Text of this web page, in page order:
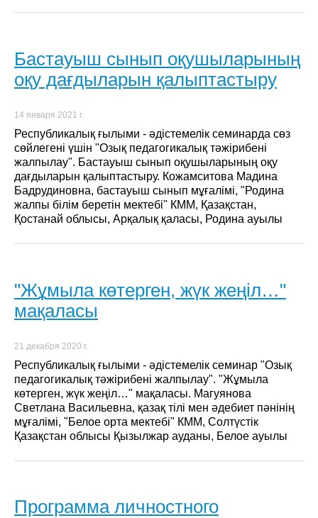
Бастауыш сынып оқушыларының
оқу дағдыларын қалыптастыру
14 января 2021 г.
Республикалық ғылыми - әдістемелік семинарда сөз
сөйлегені үшін "Озық педагогикалық тәжірибені
жалпылау". Бастауыш сынып оқушыларының оқу
дағдыларын қалыптастыру. Кожамситова Мадина
Бадрудиновна, бастауыш сынып мұғалімі, "Родина
жалпы білім беретін мектебі" КММ, Қазақстан,
Қостанай облысы, Арқалық қаласы, Родина ауылы
"Жұмыла көтерген, жүк жеңіл…"
мақаласы
21 декабря 2020 г.
Республикалық ғылыми - әдістемелік семинар "Озық
педагогикалық тәжірибені жалпылау". "Жұмыла
көтерген, жүк жеңіл…" мақаласы. Магуянова
Светлана Васильевна, қазақ тілі мен әдебиет пәнінің
мұғалімі, "Белое орта мектебі" КММ, Солтүстік
Қазақстан облысы Қызылжар ауданы, Белое ауылы
Программа личностного